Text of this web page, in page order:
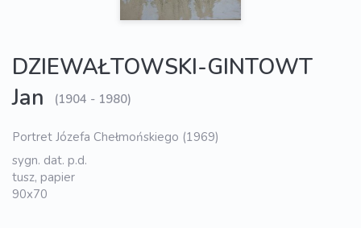
DZIEWAŁTOWSKI-GINTOWT
Jan
(1904 - 1980)
Portret Józefa Chełmońskiego (1969)
sygn. dat. p.d.
tusz, papier
90x70